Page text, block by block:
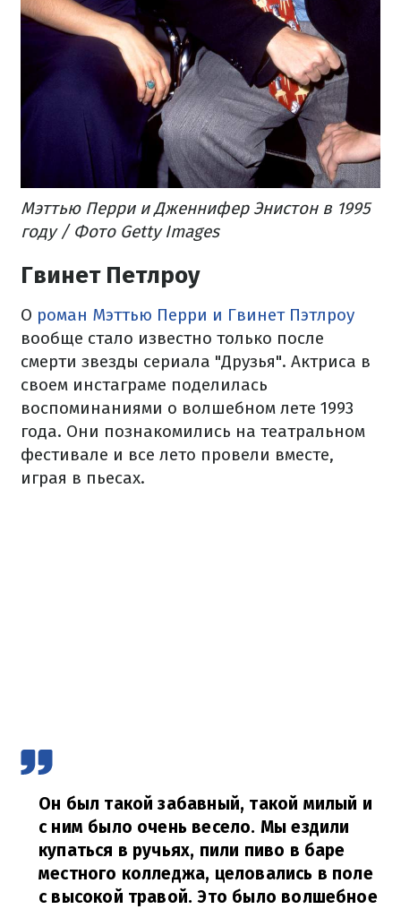
Мэттью Перри и Дженнифер Энистон в 1995
году / Фото Getty Images
Гвинет Петлроу
О роман Мэттью Перри и Гвинет Пэтлроу
вообще стало известно только после
смерти звезды сериала "Друзья". Актриса в
своем инстаграме поделилась
воспоминаниями о волшебном лете 1993
года. Они познакомились на театральном
фестивале и все лето провели вместе,
играя в пьесах.
Он был такой забавный, такой милый и
с ним было очень весело. Мы ездили
купаться в ручьях, пили пиво в баре
местного колледжа, целовались в поле
с высокой травой. Это было волшебное